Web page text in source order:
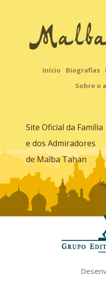
Início Biografias
Sobre o
Site Oficial da Família
e dos Admiradores
de Malba Tahan